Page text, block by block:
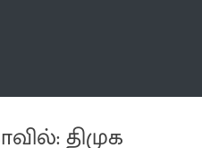
திமுக